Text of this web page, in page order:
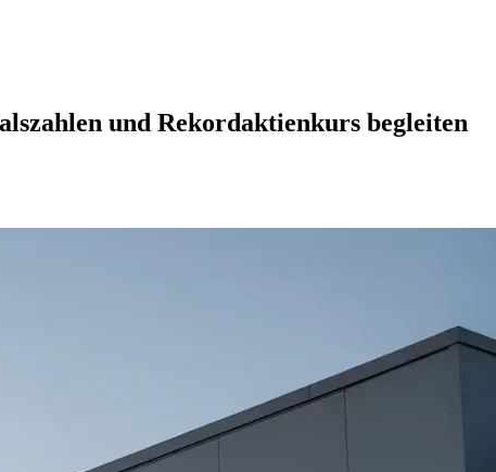
und Rekordaktienkurs begleiten